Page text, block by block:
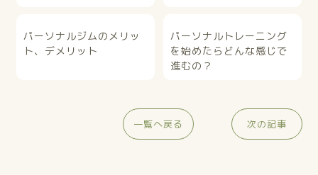
パーソナルジムのメリッ
ト、デメリット
パーソナルトレーニング
を始めたらどんな感じで
進むの？
一覧へ戻る 次の記事